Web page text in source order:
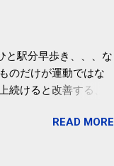
と駅分早歩き、、、な
のだけが運動ではな
けると改善する、
の運動を毎日３０分
なくても効果」 -
READ MORE